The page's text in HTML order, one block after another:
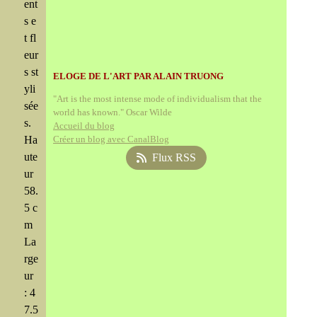
ent
s e
t fl
eur
s st
yli
sée
s.
Ha
ute
ur
58.
5 c
m
La
rge
ur
: 4
7.5
ELOGE DE L'ART PAR ALAIN TRUONG
"Art is the most intense mode of individualism that the
world has known." Oscar Wilde
Accueil du blog
Créer un blog avec CanalBlog
Flux RSS